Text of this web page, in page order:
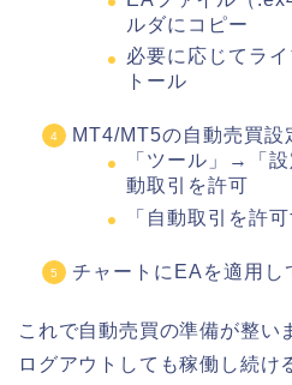
ルダにコピー
必要に応じてラ
トール
MT4/MT5の自動売買設
「ツール」→「
動取引を許可
「自動取引を許
チャートにEAを適用し
これで自動売買の準備が整い
ログアウトしても稼働し続け